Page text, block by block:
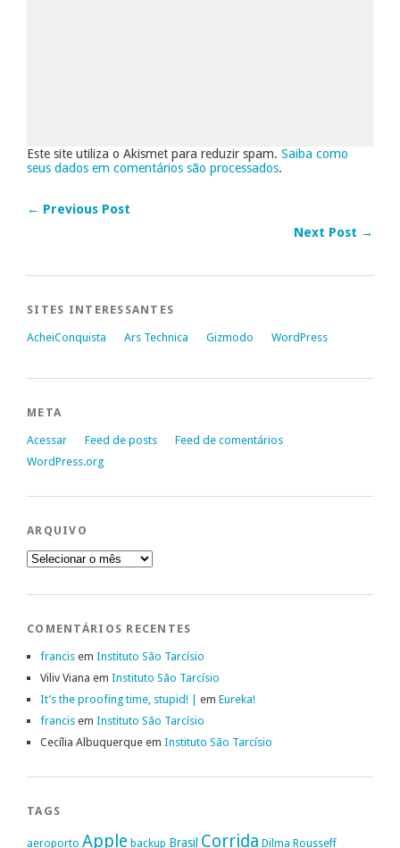
Este site utiliza o Akismet para reduzir spam. Saiba como
seus dados em comentários são processados.
← Previous Post
Next Post →
SITES INTERESSANTES
AcheiConquista Ars Technica Gizmodo WordPress
META
Acessar Feed de posts
Feed de comentários
WordPress.org
ARQUIVO
Arquivo
COMENTÁRIOS RECENTES
francis em Instituto São Tarcísio
Viliv Viana em Instituto São Tarcísio
It’s the proofing time, stupid! | em Eureka!
francis em Instituto São Tarcísio
Cecília Albuquerque em Instituto São Tarcísio
TAGS
aeroporto Apple backup Brasil Corrida Dilma Rousseff